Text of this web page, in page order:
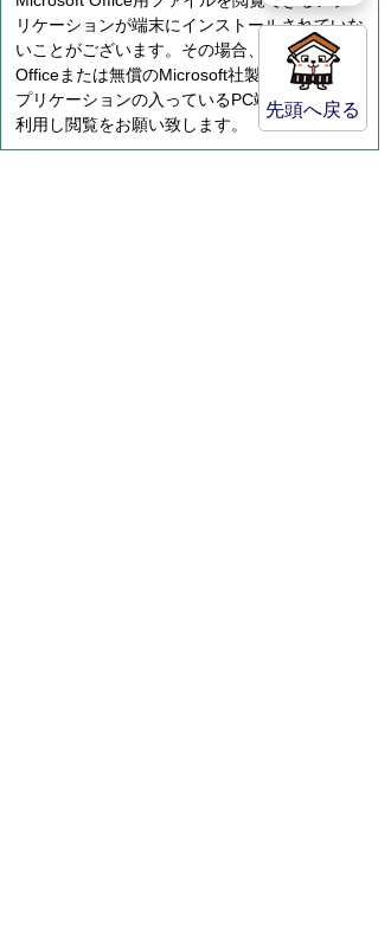
リケーションが端末にインストールされていな
いことがございます。その場合、Microsoft
Officeまたは無償のMicrosoft社製ビューアーア
プリケーションの入っているPC端末などをご
利用し閲覧をお願い致します。
先頭へ戻る